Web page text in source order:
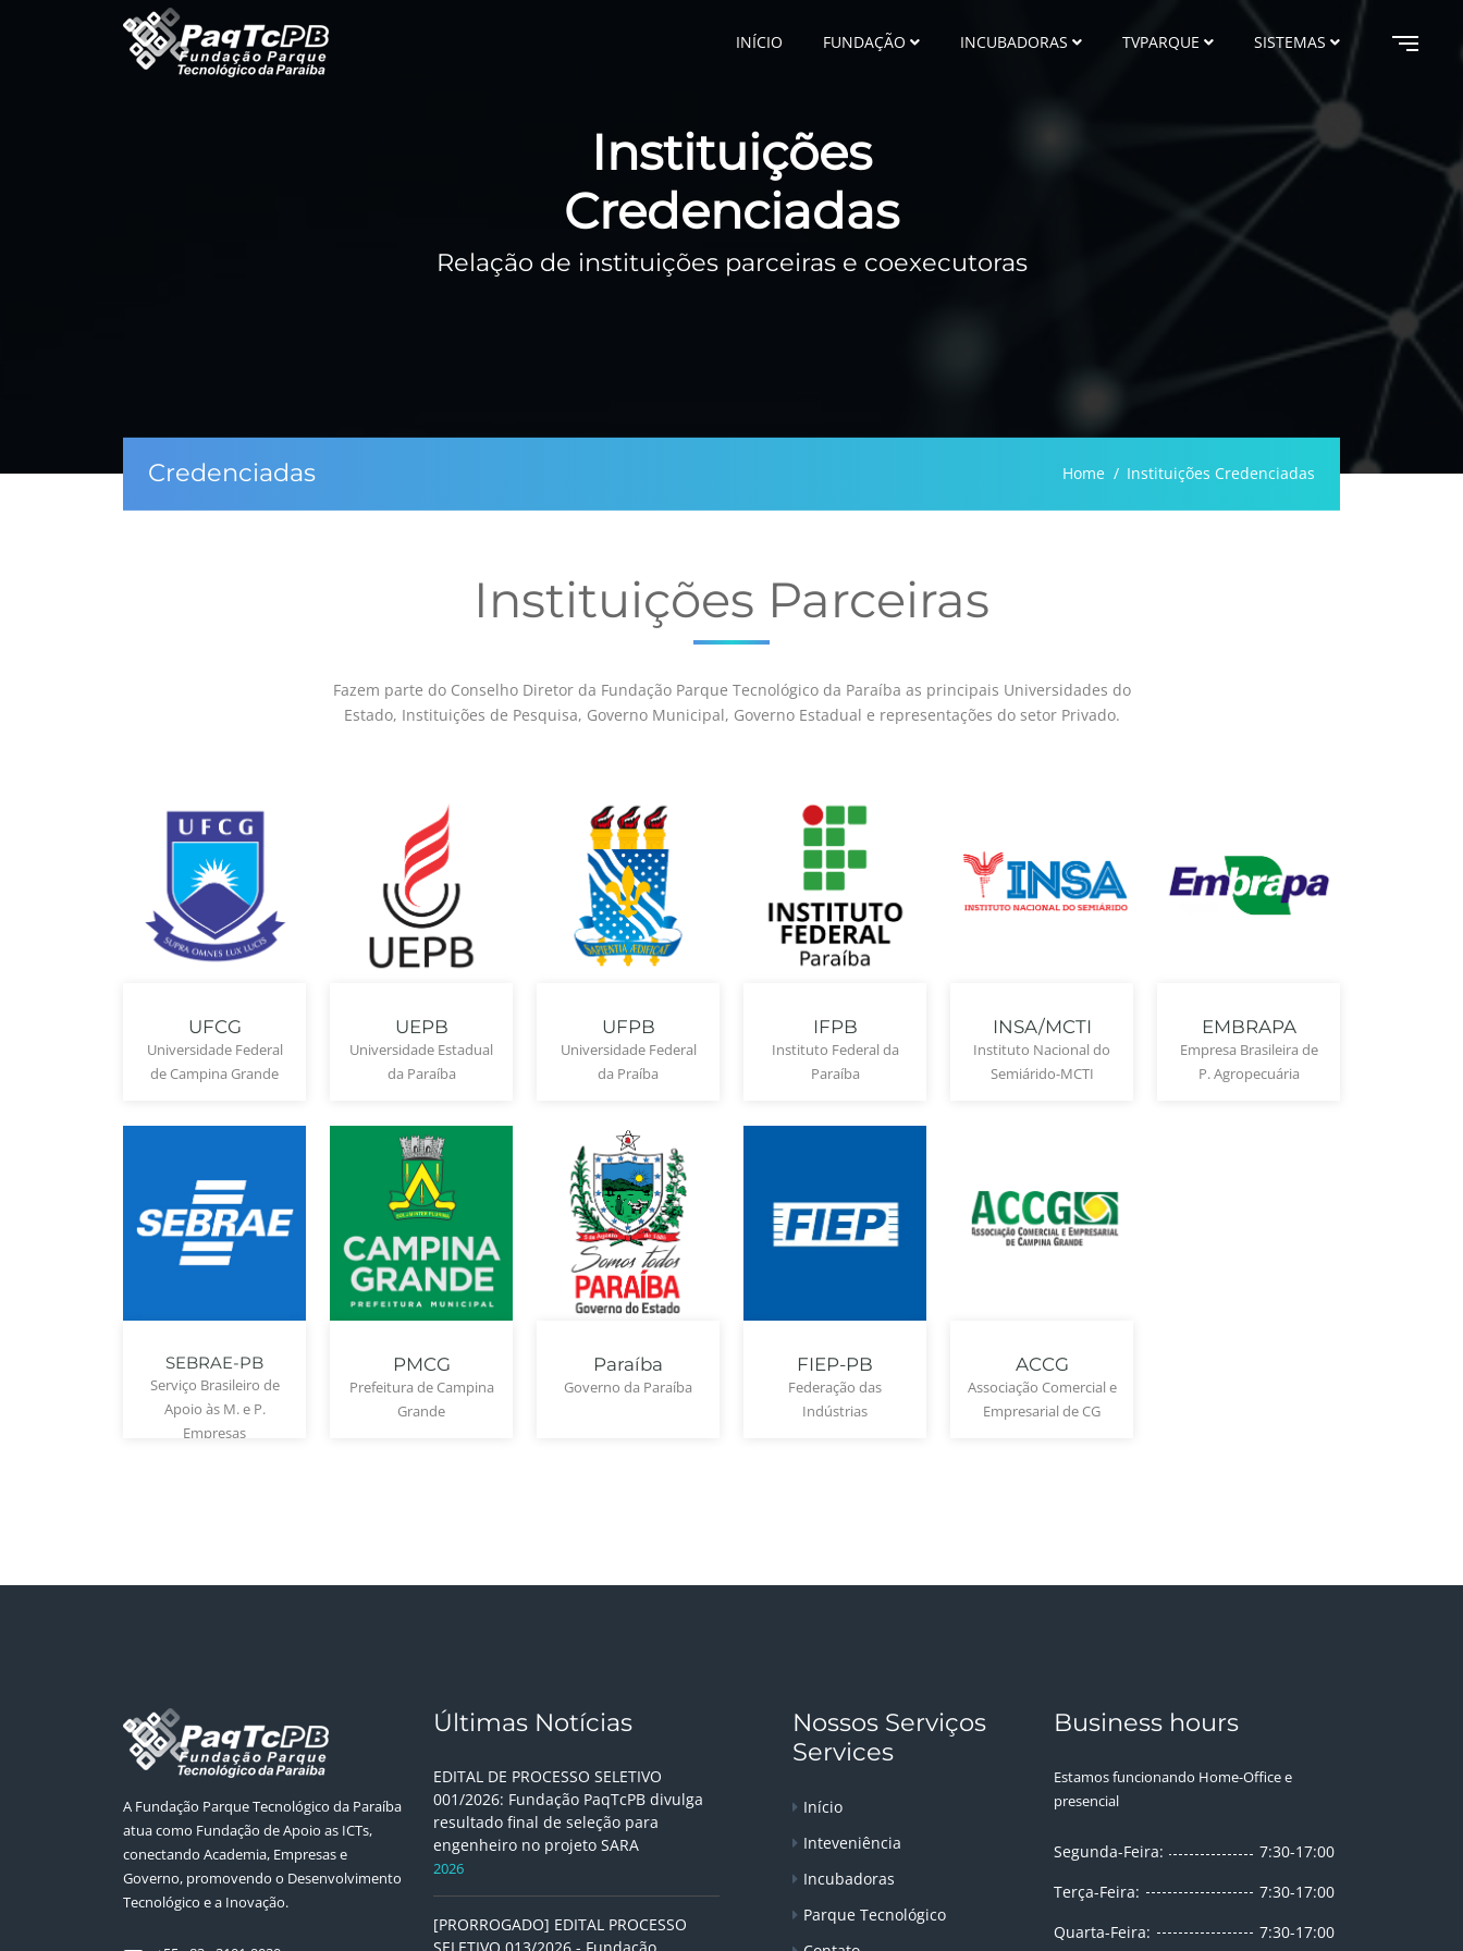
INÍCIO FUNDAÇÃO INCUBADORAS TVPARQUE SISTEMAS
Instituições
Credenciadas
Relação de instituições parceiras e coexecutoras
Credenciadas Home Instituições Credenciadas
Instituições Parceiras
Fazem parte do Conselho Diretor da Fundação Parque Tecnológico da Paraíba as principais Universidades do
Estado, Instituições de Pesquisa, Governo Municipal, Governo Estadual e representações do setor Privado.
UFCG
Universidade Federal
de Campina Grande
UEPB
Universidade Estadual
da Paraíba
UFPB
Universidade Federal
da Praíba
IFPB
Instituto Federal da
Paraíba
INSA/MCTI
Instituto Nacional do
Semiárido-MCTI
EMBRAPA
Empresa Brasileira de
P. Agropecuária
SEBRAE-PB
Serviço Brasileiro de
Apoio às M. e P.
Empresas
PMCG
Prefeitura de Campina
Grande
Paraíba
Governo da Paraíba
FIEP-PB
Federação das
Indústrias
ACCG
Associação Comercial e
Empresarial de CG
A Fundação Parque Tecnológico da Paraíba
atua como Fundação de Apoio as ICTs,
conectando Academia, Empresas e
Governo, promovendo o Desenvolvimento
Tecnológico e a Inovação.
Últimas Notícias
EDITAL DE PROCESSO SELETIVO
001/2026: Fundação PaqTcPB divulga
resultado final de seleção para
engenheiro no projeto SARA
2026
[PRORROGADO] EDITAL PROCESSO
SELETIVO 013/2026 - Fundação
Nossos Serviços
Services
Início
Inteveniência
Incubadoras
Parque Tecnológico
Business hours
Estamos funcionando Home-Office e
presencial
Segunda-Feira:
7:30-17:00
Terça-Feira:
7:30-17:00
Quarta-Feira:
7:30-17:00